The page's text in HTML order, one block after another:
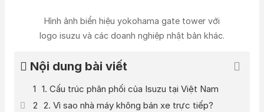
Hình ảnh biển hiệu yokohama gate tower với
logo isuzu và các doanh nghiệp nhật bản khác.
Nội dung bài viết
1. Cấu trúc phân phối của Isuzu tại Việt Nam
2. Vì sao nhà máy không bán xe trực tiếp?